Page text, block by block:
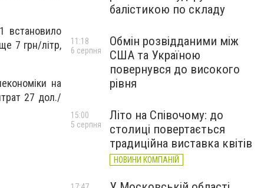
встановило
7 грн/літр,
на
27 дол./
балістикою по складу
Обмін розвідданими між
США та Україною
повернувся до високого
рівня
11:18
6 серпня
Літо на Співочому: до
столиці повертається
традиційна виставка квітів
НОВИНИ КОМПАНІЙ
15:00
5 серпня